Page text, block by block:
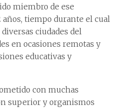
miembro de ese
años, tiempo durante el cual
ciudades del
en ocasiones remotas y
educativas y
con muchas
superior y organismos